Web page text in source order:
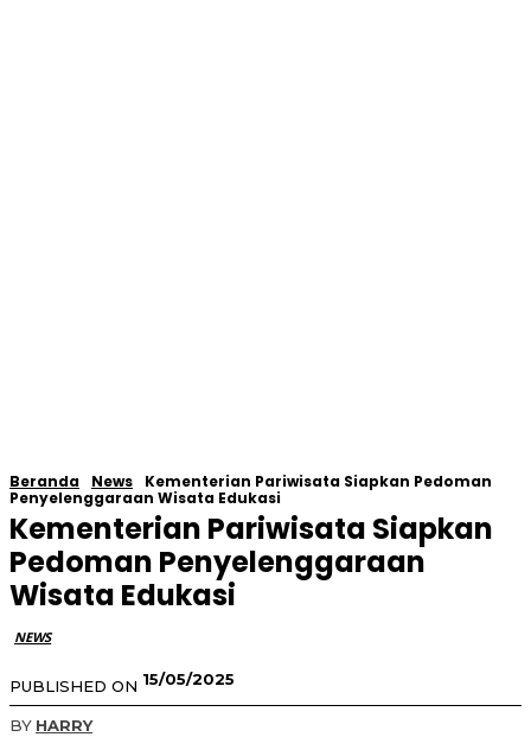
Beranda News
Kementerian Pariwisata Siapkan Pedoman
Penyelenggaraan Wisata Edukasi
Kementerian Pariwisata Siapkan
Pedoman Penyelenggaraan
Wisata Edukasi
NEWS
PUBLISHED ON 15/05/2025
BY HARRY